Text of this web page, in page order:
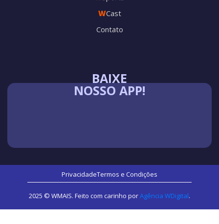
BAIXE
NOSSO APP!
WCast
Contato
PrivacidadeTermos e Condições
2025 © WMAIS. Feito com carinho porAgência WDigital.